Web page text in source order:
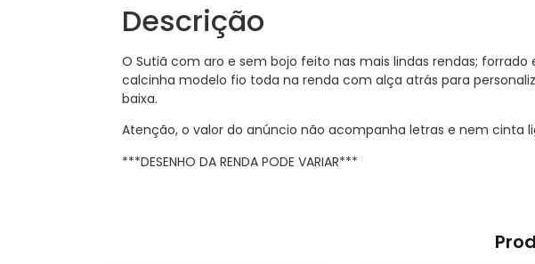
Descrição
O Sutiã com aro e sem bojo feito nas mais lindas rendas;
calcinha modelo fio toda na renda com alça atrás para
baixa.
Atenção, o valor do anúncio não acompanha letras e nem cinta
***DESENHO DA RENDA PODE VARIAR***